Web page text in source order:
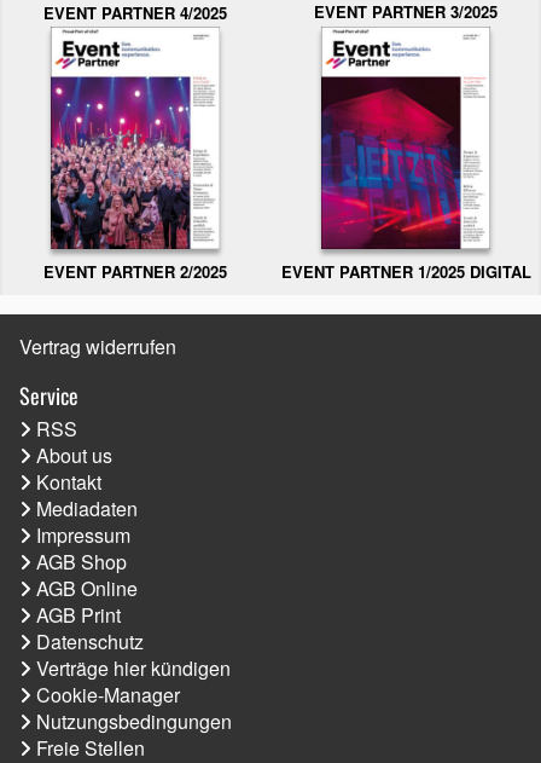
EVENT PARTNER 4/2025 EVENT PARTNER 3/2025
EVENT PARTNER 2/2025 EVENT PARTNER 1/2025 DIGITAL
Vertrag widerrufen
Service
RSS
About us
Kontakt
Mediadaten
Impressum
AGB Shop
AGB Online
AGB Print
Datenschutz
Verträge hier kündigen
Cookie-Manager
Nutzungsbedingungen
Freie Stellen